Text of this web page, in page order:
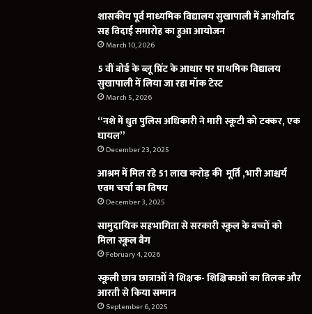
शासकीय पूर्व माध्यमिक विद्यालय सुखापाली में आशीर्वाद
सह विदाई समारोह का हुआ आयोजन
March 10, 2026
5 वीं बोर्ड के ब्लू प्रिंट के आधार पर प्राथमिक विद्यालय
सुखापाली में लिया जा रहा मॉक टेस्ट
March 5, 2026
“नशे में धुत पुलिस अधिकारी ने मारी स्कूटी को टक्कर, एक
घायल”
December 23, 2025
आश्रम में मिल रहे 51 लाख करोड़ की मूर्ति ,भारी आश्चर्य
एवम चर्चा का विषय
December 3, 2025
सामुदायिक सहभागिता से सरकारी स्कूल के बच्चों को
मिला स्कूल बैग
February 4, 2026
स्कूली छात्र छात्राओं ने शिक्षक- शिक्षिकाओं का तिलक और
आरती से किया सम्मान
September 6, 2025